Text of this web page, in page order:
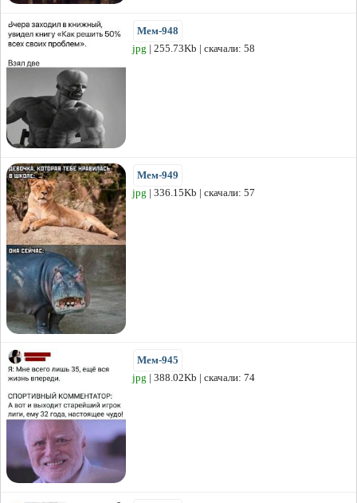
Мем-948
jpg | 255.73Kb | скачали: 58
Мем-949
jpg | 336.15Kb | скачали: 57
Мем-945
jpg | 388.02Kb | скачали: 74